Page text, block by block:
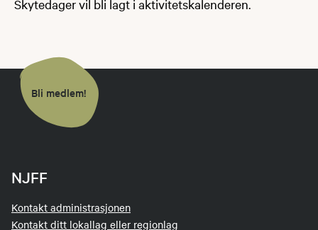
Skytedager vil bli lagt i aktivitetskalenderen.
Bli medlem!
NJFF
Kontakt administrasjonen
Kontakt ditt lokallag eller regionlag